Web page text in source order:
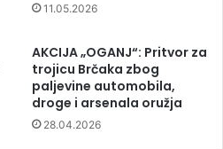
11.05.2026
AKCIJA „OGANJ“: Pritvor za
trojicu Brčaka zbog
paljevine automobila,
droge i arsenala oružja
28.04.2026